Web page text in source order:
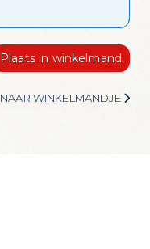
Plaats in winkelmand
NAAR WINKELMANDJE